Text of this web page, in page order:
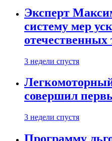
Эксперт
систему мер
отечественных
3 недели спустя
совершил
3 недели спустя